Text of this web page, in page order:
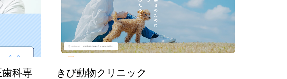
科専
きび動物クリニック